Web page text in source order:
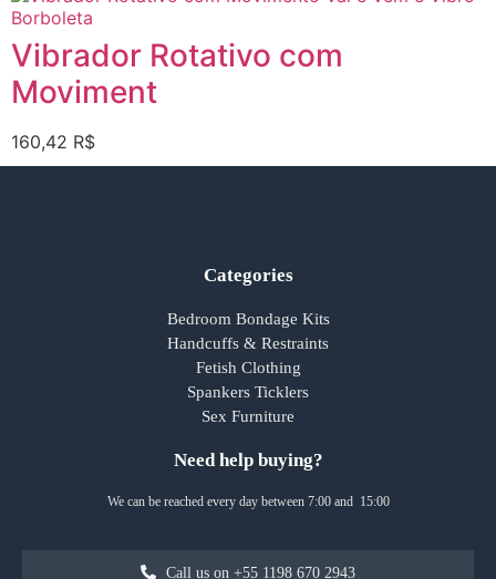
Vibrador Rotativo com
Moviment
160,42 R$
Categories
Bedroom Bondage Kits
Handcuffs & Restraints
Fetish Clothing
Spankers Ticklers
Sex Furniture
Need help buying?
We can be reached every day between 7:00 and 15:00
Call us on +55 1198 670 2943